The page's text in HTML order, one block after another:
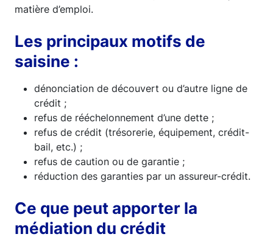
matière d’emploi.
Les principaux motifs de
saisine :
dénonciation de découvert ou d’autre ligne de
crédit ;
refus de rééchelonnement d’une dette ;
refus de crédit (trésorerie, équipement, crédit-
bail, etc.) ;
refus de caution ou de garantie ;
réduction des garanties par un assureur-crédit.
Ce que peut apporter la
médiation du crédit